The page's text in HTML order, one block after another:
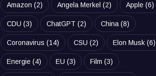
Amazon (2) Angela Merkel (2) Apple (6)
CDU (3) ChatGPT (2) China (8)
Coronavirus (14) CSU (2) Elon Musk (6)
Energie (4) EU (3) Film (3)